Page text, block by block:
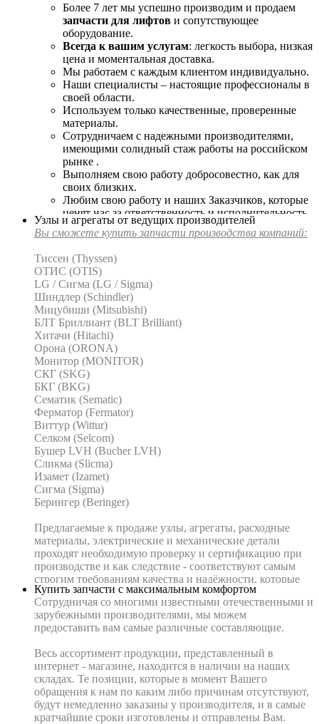
Более 7 лет мы успешно производим и продаем
запчасти для лифтов и сопутствующее
оборудование.
Всегда к вашим услугам: легкость выбора, низкая
цена и моментальная доставка.
Мы работаем с каждым клиентом индивидуально.
Наши специалисты – настоящие профессионалы в
своей области.
Используем только качественные, проверенные
материалы.
Сотрудничаем с надежными производителями,
имеющими солидный стаж работы на российском
рынке .
Выполняем свою работу добросовестно, как для
своих близких.
Любим свою работу и наших Заказчиков, которые
ценят нас за ответственность и исполнительность.
Дорожим репутацией и гордимся своей работой.
Сотни клиентов уже приобрели у нас
Нам доверяют.
Нас рекомендуют.
Узлы и агрегаты от ведущих производителей
Вы сможете купить запчасти производства компаний:
Тиссен (Thyssen)
ОТИС (OTIS)
LG / Сигма (LG / Sigma)
Шиндлер (Schindler)
Мицубиши (Mitsubishi)
БЛТ Бриллиант (BLT Brilliant)
Хитачи (Hitachi)
Орона (ORONA)
Монитор (MONITOR)
СКГ (SKG)
БКГ (BKG)
Сематик (Sematic)
Ферматор (Fermator)
Виттур (Wittur)
Селком (Selcom)
Бушер LVH (Bucher LVH)
Сликма (Slicma)
Изамет (Izamet)
Сигма (Sigma)
Берингер (Beringer)
Предлагаемые к продаже узлы, агрегаты, расходные
материалы, электрические и механические детали
проходят необходимую проверку и сертификацию при
производстве и как следствие - соответствуют самым
строгим требованиям качества и надёжности, которые
подтверждаются необходимой документацией.
Цена на всю реализуемую продукцию является более
низкой по сравнению с конкурирующими
компания длительное время на взаимовыгодных
условиях сотрудничает с предприятиями -
изготовителями и является представителем
подавляющего большинства производителей лифтового
оборудования и комплектующих к нему.
Купить запчасти с максимальным комфортом
Сотрудничая со многими известными отечественными и
зарубежными производителями, мы можем
предоставить вам самые различные составляющие.
Весь ассортимент продукции, представленный в
интернет - магазине, находится в наличии на наших
складах. Те позиции, которые в момент Вашего
обращения к нам по каким либо причинам отсутствуют,
будут немедленно заказаны у производителя, и в самые
кратчайшие сроки изготовлены и отправлены Вам.